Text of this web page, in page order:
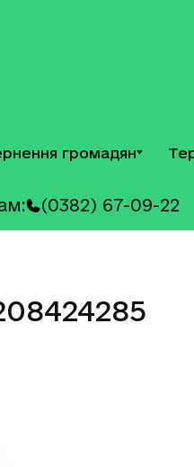
громадян
(0382) 67-09-22